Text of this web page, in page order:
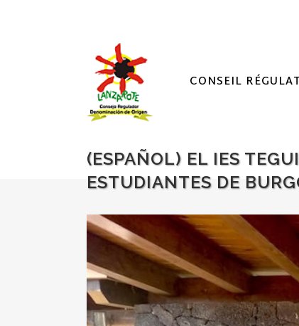
CONSEIL
(ESPAÑOL) EL IES
ESTUDIANTES DE